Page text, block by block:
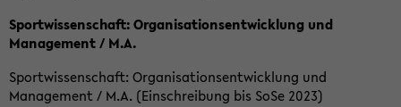
Sportwissenschaft: Organisationsentwicklung und
Management / M.A.
Sportwissenschaft: Organisationsentwicklung und
Management / M.A. (Einschreibung bis SoSe 2023)